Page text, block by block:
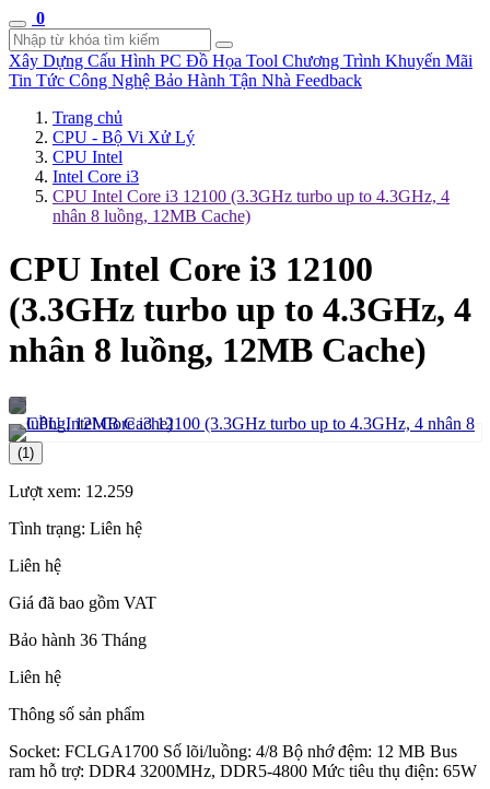
0
Xây Dựng Cấu Hình PC Đồ Họa Tool Chương Trình Khuyến Mãi
Tin Tức Công Nghệ Bảo Hành Tận Nhà Feedback
Trang chủ
CPU - Bộ Vi Xử Lý
CPU Intel
Intel Core i3
CPU Intel Core i3 12100 (3.3GHz turbo up to 4.3GHz, 4
nhân 8 luồng, 12MB Cache)
CPU Intel Core i3 12100
(3.3GHz turbo up to 4.3GHz, 4
nhân 8 luồng, 12MB Cache)
(1)
Lượt xem: 12.259
Tình trạng: Liên hệ
Liên hệ
Giá đã bao gồm VAT
Bảo hành 36 Tháng
Liên hệ
Thông số sản phẩm
Socket: FCLGA1700 Số lõi/luồng: 4/8 Bộ nhớ đệm: 12 MB Bus
ram hỗ trợ: DDR4 3200MHz, DDR5-4800 Mức tiêu thụ điện: 65W